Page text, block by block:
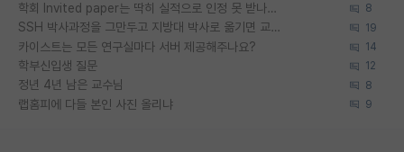
학회 Invited paper는 딱히 실적으로 인정 못 받나요? 8
SSH 박사과정을 그만두고 지방대 박사로 옮기면 교수의 꿈은 끝일까요? 19
카이스트는 모든 연구실마다 서버 제공해주나요? 14
학부신입생 질문 12
정년 4년 남은 교수님 8
랩홈피에 다들 본인 사진 올리냐 9